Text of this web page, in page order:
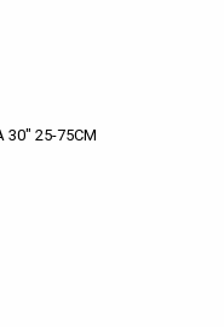
30" 25-75CM